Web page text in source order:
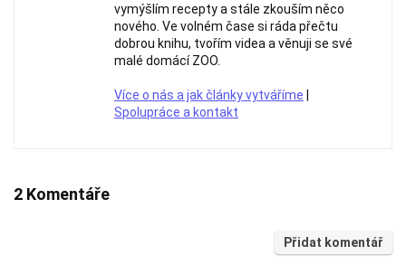
vymýšlím recepty a stále zkouším něco
nového. Ve volném čase si ráda přečtu
dobrou knihu, tvořím videa a věnuji se své
malé domácí ZOO.
Více o nás a jak články vytváříme
Spolupráce a kontakt
2 Komentáře
Přidat komentář